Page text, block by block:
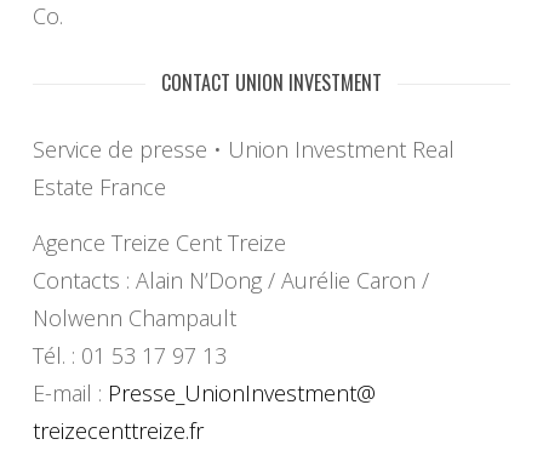
Co.
CONTACT UNION INVESTMENT
Service de presse • Union Investment Real
Estate France
Agence Treize Cent Treize
Contacts : Alain N’Dong / Aurélie Caron /
Nolwenn Champault
Tél. : 01 53 17 97 13
E-mail : Presse_UnionInvestment@
treizecenttreize.fr